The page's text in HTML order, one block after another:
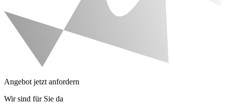
Angebot jetzt anfordern
Wir sind für Sie da